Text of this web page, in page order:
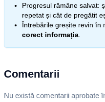
Progresul rămâne salvat:
repetat și cât de pregătit
Întrebările greșite revin în
corect informația
Comentarii
Nu există comentarii aprobate